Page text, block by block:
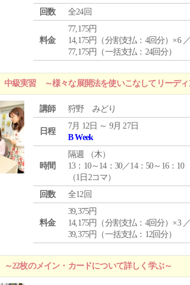
回数
全24回
料金
77,175円
14,175円（分割支払：4回分）×6
77,175円（一括支払：24回分）
級実習 ～様々な展開法を使いこなしてリーディ
講師 狩野 みどり
日程
7月 12日 ～ 9月 27日
B Week
時間
隔週 （木）
13：10～14：30／14：50～16：10
（1日2コマ）
回数
全12回
料金
39,375円
14,175円（分割支払：4回分）×3
39,375円（一括支払：12回分）
22枚のメイン・カードについて詳しく学ぶ～